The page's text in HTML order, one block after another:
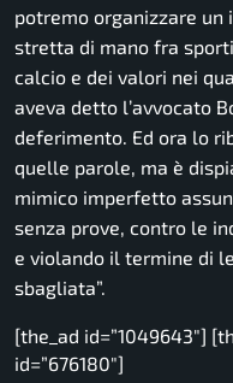
potremo organizzare un
stretta di mano fra
calcio e dei valori nei
aveva detto l’avvocato
deferimento. Ed ora lo
quelle parole, ma è
mimico imperfetto
senza prove, contro le
e violando il termine di
sbagliata”.
[the_ad id=”1049643″]
id=”676180″]